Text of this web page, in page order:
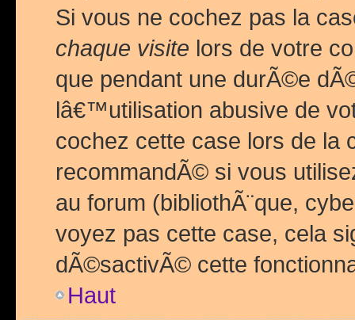
Si vous ne cochez pas la
chaque visite lors de votre
que pendant une durÃ©e
lâ€™utilisation abusive de
cochez cette case lors de
recommandÃ© si vous
au forum (bibliothÃ¨que,
voyez pas cette case, cela
dÃ©sactivÃ© cette
Haut